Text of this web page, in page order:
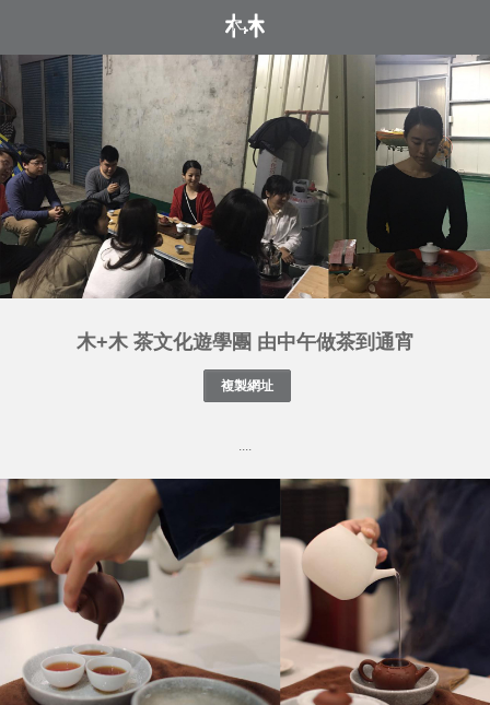
木+木 茶文化遊學團 由中午做茶到通宵
....